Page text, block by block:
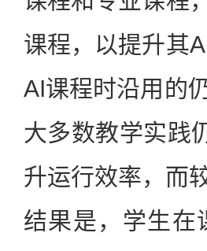
课程，以提升其
AI课程时沿用的
大多数教学实践
升运行效率，而
结果是，学生在